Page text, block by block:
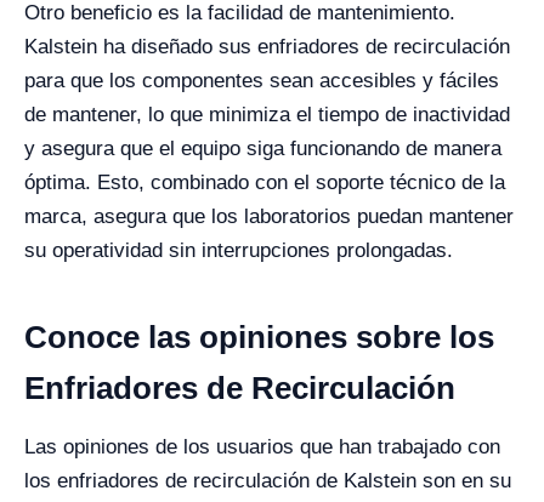
Otro beneficio es la facilidad de mantenimiento.
Kalstein ha diseñado sus enfriadores de recirculación
para que los componentes sean accesibles y fáciles
de mantener, lo que minimiza el tiempo de inactividad
y asegura que el equipo siga funcionando de manera
óptima. Esto, combinado con el soporte técnico de la
marca, asegura que los laboratorios puedan mantener
su operatividad sin interrupciones prolongadas.
Conoce las opiniones sobre los
Enfriadores de Recirculación
Las opiniones de los usuarios que han trabajado con
los enfriadores de recirculación de Kalstein son en su